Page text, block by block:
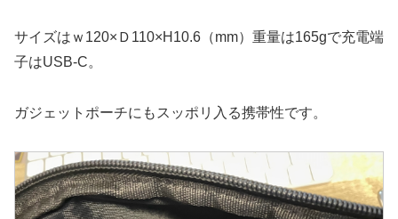
サイズはｗ120×Ｄ110×H10.6（mm）重量は165gで充電端
子はUSB-C。
ガジェットポーチにもスッポリ入る携帯性です。